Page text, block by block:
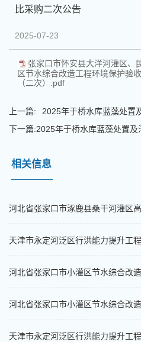
比采购二次公告
2025-07-23
张家口市怀安县大洋河灌区、
区节水综合改造工程环境保护验
（二次）.pdf
上一篇:
2025年于桥水库蓝藻处置
下一篇:2025年于桥水库蓝藻处置及
相关信息
河北省张家口市涿鹿县桑干河灌区
天津市永定河泛区行洪能力提升工
河北省张家口市小灌区节水综合改
河北省张家口市小灌区节水综合改
天津市永定河泛区行洪能力提升工